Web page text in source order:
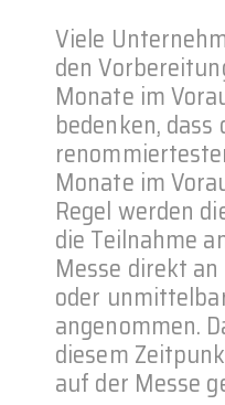
Viele
den
Monate im
bedenken,
Monate im
Regel werden
die Teilnahme
Messe direkt
oder
angenommen.
diesem
auf der Messe